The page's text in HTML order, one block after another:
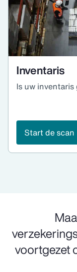
Inventaris
Is uw
Start de scan
voortgezet